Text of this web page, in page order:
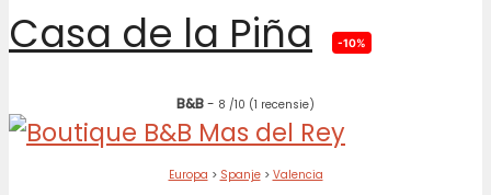
Casa de la Piña -10%
B&B- 8 /10 (1 recensie)
Europa > Spanje> Valencia